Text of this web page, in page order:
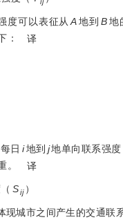
度可以表征从 A地到 B地
：
译
日 i地到 j地单向联系强度
。
译
Sij ）
现城市之间产生的交通联